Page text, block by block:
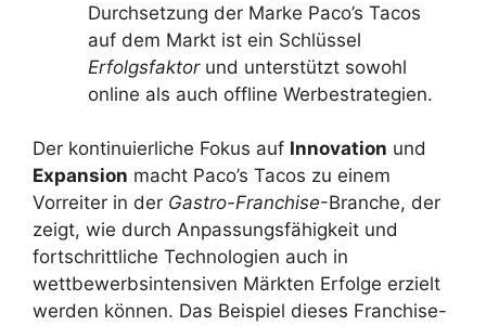
Durchsetzung der Marke Paco’s Tacos
auf dem Markt ist ein Schlüssel
Erfolgsfaktorund unterstützt sowohl
online als auch offline Werbestrategien.
Der kontinuierliche Fokus auf Innovation und
Expansion macht Paco’s Tacos zu einem
Vorreiter in der Gastro-Franchise-Branche, der
zeigt, wie durch Anpassungsfähigkeit und
fortschrittliche Technologien auch in
wettbewerbsintensiven Märkten Erfolge erzielt
werden können. Das Beispiel dieses Franchise-